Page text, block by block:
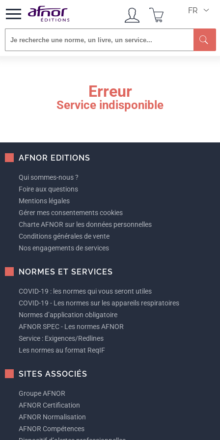
FR
Erreur
Service indisponible
AFNOR EDITIONS
Qui sommes-nous ?
Foire aux questions
Mentions légales
Gérer mes consentements cookies
Charte AFNOR sur les données personnelles
Conditions générales de vente
Nos engagements de services
NORMES ET SERVICES
COVID-19 : les normes qui vous seront utiles
COVID-19 - Les normes sur les appareils respiratoires
Normes d’application obligatoire
AFNOR SPEC - Les normes AFNOR
Service : Exigences/Redlines
Les normes au format ReqIF
SITES ASSOCIÉS
Groupe AFNOR
AFNOR Certification
AFNOR Normalisation
AFNOR Compétences